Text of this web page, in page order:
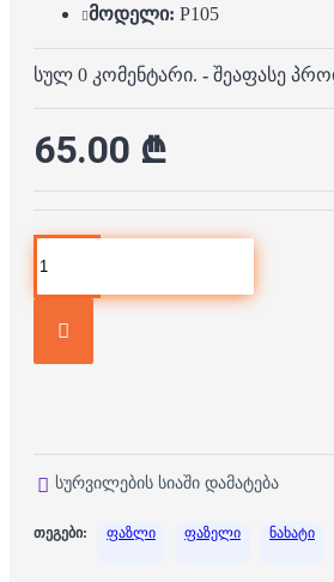
მოდელი: P105
სულ 0 კომენტარი. - შეაფასე
65.00 ₾
სურვილების სიაში დამატება
თეგები: ფაზლი ფაზელი ნახატი